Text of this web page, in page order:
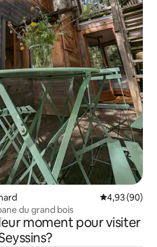
Note
4,93 (90)
du grand bois
moment pour visiter